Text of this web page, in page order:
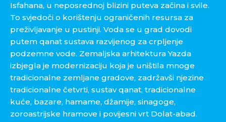
Isfahana, u neposrednoj blizini puteva začina i svile.
To svjedoči o korištenju ograničenih resursa za
preživljavanje u pustinji. Voda se u grad dovodi
putem qanat sustava razvijenog za crpljenje
podzemne vode. Zemaljska arhitektura Yazda
izbjegla je modernizaciju koja je uništila mnoge
tradicionalne zemljane gradove, zadržavši njezine
tradicionalne četvrti, sustav qanat, tradicionalne
kuće, bazare, hamame, džamije, sinagoge,
zoroastrijske hramove i povijesni vrt Dolat-abad.